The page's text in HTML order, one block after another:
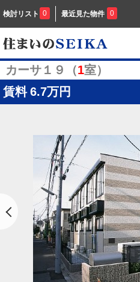
検討リスト 0 最近見た物件 0
カーサ１９（1室）
賃料 6.7万円